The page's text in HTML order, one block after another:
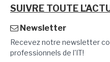
SUIVRE TOUTE
Newsletter
Recevez notre newsletter
professionnels de l'IT!